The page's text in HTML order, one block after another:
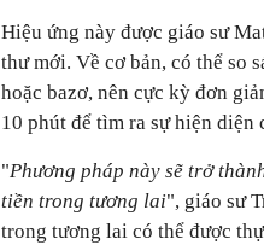
Hiệu ứng này được giáo sư
thư mới. Về cơ bản, có thể so
hoặc bazơ, nên cực kỳ đơn
10 phút để tìm ra sự hiện diện
"Phương pháp này sẽ trở
tiền trong tương lai", giáo sư
trong tương lai có thể được